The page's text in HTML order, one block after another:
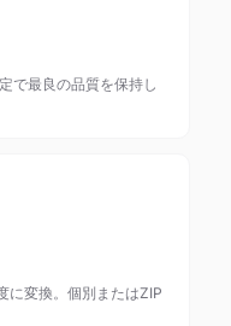
で最良の品質を保持し
に変換。個別またはZIP